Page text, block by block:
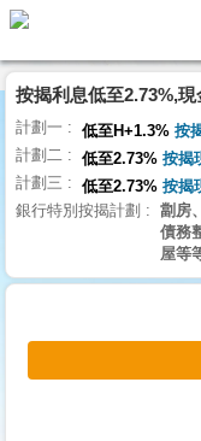
理
主
頁
搵
樓/
交
業
主
按揭利息低至2.73%,
計劃一 低至H+1.3% 按
計劃二 低至2.73% 按揭
計劃三 低至2.73% 按揭
銀行特別按揭計劃
劏房
債務
屋等